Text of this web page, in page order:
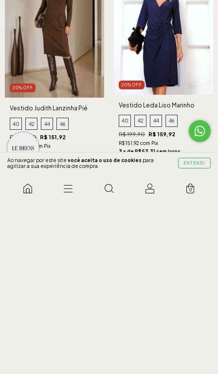
Ao navegar por este site você aceita o uso de cookies para
agilizar a sua experiência de compra.
ENTENDI
0
20% OFF
Vestido Judith Lanzinha Pié
Caramelo
40 42 44 46
R$ 189,90 R$ 151,92
R$144,32 com Pix
3 x de R$50,64 sem juros
COMPRAR
20% OFF
Vestido Leda Liso Marinho
40 42 44 46
R$ 199,90 R$ 159,92
R$151,92 com Pix
3 x de R$53,31 sem juros